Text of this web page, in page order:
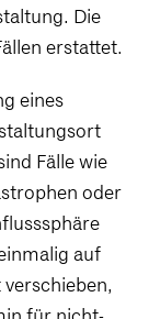
Die
erstattet.
eines
Fälle wie
oder
auf